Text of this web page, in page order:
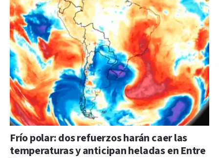
Frío polar: dos refuerzos harán caer las
temperaturas y anticipan heladas en Entre